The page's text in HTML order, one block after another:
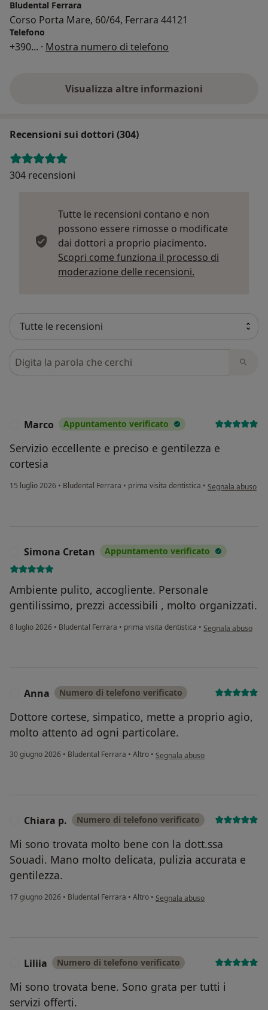
Bludental Ferrara
Corso Porta Mare, 60/64, Ferrara 44121
Telefono
+390... · Mostra numero di telefono
Visualizza altre informazioni
Recensioni sui dottori (304)
304 recensioni
Tutte le recensioni contano e non
possono essere rimosse o modificate
dai dottori a proprio piacimento.
Scopri come funziona il processo di
moderazione delle recensioni.
Cerca nelle recensioni
Marco Appuntamento verificato
Servizio eccellente e preciso e gentilezza e
cortesia
15 luglio 2026 • Bludental Ferrara • prima visita dentistica • secondo
Segnala abuso
Simona Cretan Appuntamento verificato
Ambiente pulito, accogliente. Personale
gentilissimo, prezzi accessibili , molto organizzati.
8 luglio 2026 • Bludental Ferrara • prima visita dentistica • secondo
Segnala abuso
Anna Numero di telefono verificato
Dottore cortese, simpatico, mette a proprio agio,
molto attento ad ogni particolare.
30 giugno 2026 • Bludental Ferrara • Altro • secondo l'opinione dell'utente
Segnala abuso
Chiara p. Numero di telefono verificato
Mi sono trovata molto bene con la dott.ssa
Souadi. Mano molto delicata, pulizia accurata e
gentilezza.
17 giugno 2026 • Bludental Ferrara • Altro • secondo l'opinione dell'utente
Segnala abuso
Liliia Numero di telefono verificato
Mi sono trovata bene. Sono grata per tutti i
servizi offerti.